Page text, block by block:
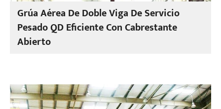
Grúa Aérea De Doble Viga De Servicio
Pesado QD Eficiente Con Cabrestante
Abierto